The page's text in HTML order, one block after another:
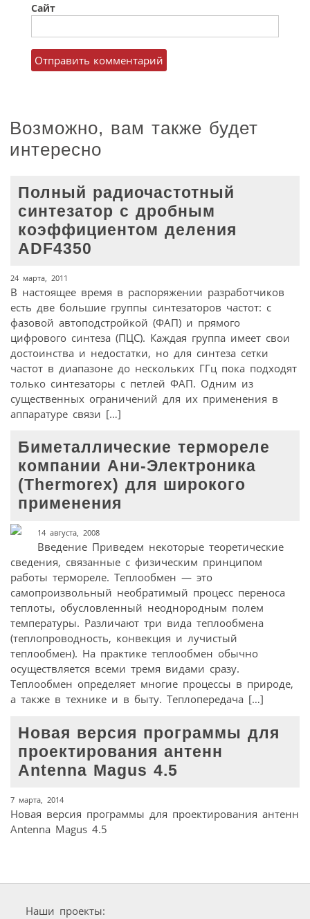
Сайт
Возможно, вам также будет
интересно
Полный радиочастотный
синтезатор с дробным
коэффициентом деления
ADF4350
24 марта, 2011
В настоящее время в распоряжении разработчиков
есть две большие группы синтезаторов частот: с
фазовой автоподстройкой (ФАП) и прямого
цифрового синтеза (ПЦС). Каждая группа имеет свои
достоинства и недостатки, но для синтеза сетки
частот в диапазоне до нескольких ГГц пока подходят
только синтезаторы с петлей ФАП. Одним из
существенных ограничений для их применения в
аппаратуре связи […]
Биметаллические термореле
компании Ани-Электроника
(Thermorex) для широкого
применения
14 августа, 2008
Введение Приведем некоторые теоретические
сведения, связанные с физическим принципом
работы термореле. Теплообмен — это
самопроизвольный необратимый процесс переноса
теплоты, обусловленный неоднородным полем
температуры. Различают три вида теплообмена
(теплопроводность, конвекция и лучистый
теплообмен). На практике теплообмен обычно
осуществляется всеми тремя видами сразу.
Теплообмен определяет многие процессы в природе,
а также в технике и в быту. Теплопередача […]
Новая версия программы для
проектирования антенн
Antenna Magus 4.5
7 марта, 2014
Новая версия программы для проектирования антенн
Antenna Magus 4.5
Наши проекты: